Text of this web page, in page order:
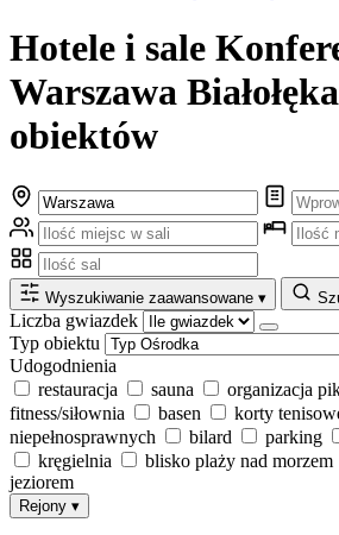
Hotele i sale
Warszawa
obiektów
Wyszukiwanie zaawansowane ▾
Liczba gwiazdek
Typ obiektu
Udogodnienia
restauracja
sauna organizacja
fitness/siłownia
basen korty
niepełnosprawnych
bilard parking
kręgielnia
blisko plaży nad morzem
jeziorem
Rejony ▾